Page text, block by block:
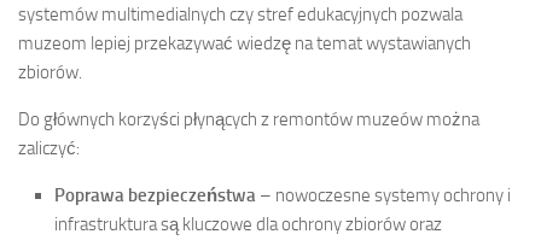
systemów multimedialnych czy stref edukacyjnych pozwala
muzeom lepiej przekazywać wiedzę na temat wystawianych
zbiorów.
Do głównych korzyści płynących z remontów muzeów można
zaliczyć:
Poprawa bezpieczeństwa – nowoczesne systemy ochrony i
infrastruktura są kluczowe dla ochrony zbiorów oraz